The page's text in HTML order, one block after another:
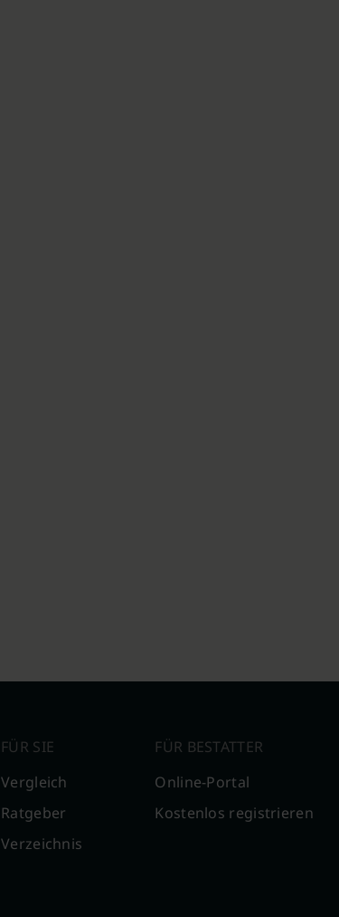
FÜR SIE
Vergleich
Ratgeber
Verzeichnis
FÜR BESTATTER
Online-Portal
Kostenlos registrieren